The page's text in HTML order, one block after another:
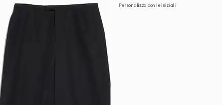
Personalizza con le iniziali